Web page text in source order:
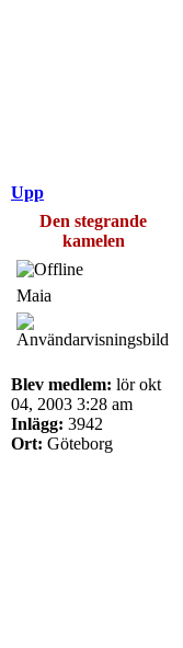
Upp
Den stegrande
kamelen
Maia
Blev medlem: lör okt
04, 2003 3:28 am
Inlägg: 3942
Ort: Göteborg